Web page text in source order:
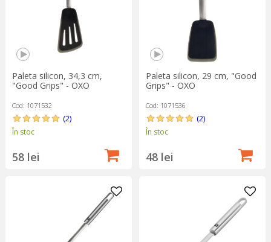
Paleta silicon, 34,3 cm,
"Good Grips" - OXO
Cod: 1071532
(2)
În stoc
58 lei
Paleta silicon, 29 cm, "Good
Grips" - OXO
Cod: 1071536
(2)
În stoc
48 lei